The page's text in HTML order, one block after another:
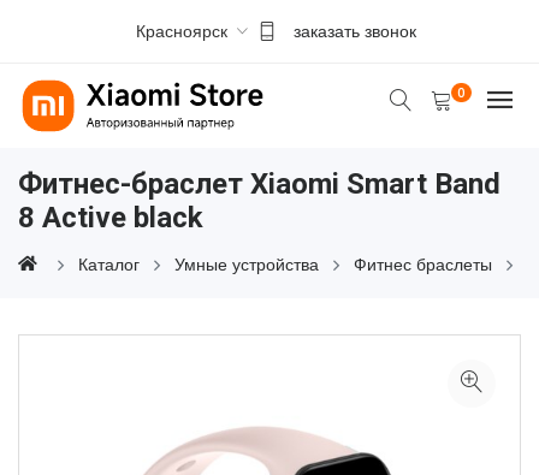
Красноярск заказать звонок
0
Фитнес-браслет Xiaomi Smart Band
8 Active black
Каталог Умные устройства Фитнес браслеты